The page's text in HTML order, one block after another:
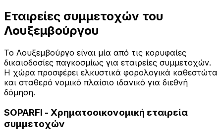
Εταιρείες συμμετοχών του
Λουξεμβούργου
Το Λουξεμβούργο είναι μία από τις κορυφαίες
δικαιοδοσίες παγκοσμίως για εταιρείες συμμετοχών.
Η χώρα προσφέρει ελκυστικά φορολογικά καθεστώτα
και σταθερό νομικό πλαίσιο ιδανικό για διεθνή
δόμηση.
SOPARFI - Χρηματοοικονομική εταιρεία
συμμετοχών